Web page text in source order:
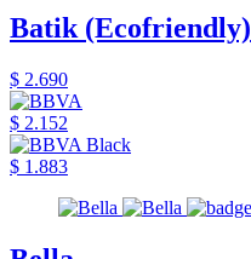
Batik (Ecofriendly)
$ 2.690
$ 2.152
$ 1.883